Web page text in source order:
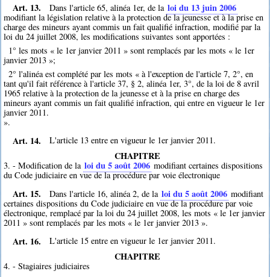
Art. 13. Dans l'article 65, alinéa 1er, de la loi du 13 juin 2006
modifiant la législation relative à la protection de la jeunesse et à la prise en
charge des mineurs ayant commis un fait qualifié infraction, modifié par la
loi du 24 juillet 2008, les modifications suivantes sont apportées :
1° les mots « le 1er janvier 2011 » sont remplacés par les mots « le 1er
janvier 2013 »;
2° l'alinéa est complété par les mots « à l'exception de l'article 7, 2°, en
tant qu'il fait référence à l'article 37, § 2, alinéa 1er, 3°, de la loi de 8 avril
1965 relative à la protection de la jeunesse et à la prise en charge des
mineurs ayant commis un fait qualifié infraction, qui entre en vigueur le 1er
janvier 2011.
».
Art. 14. L'article 13 entre en vigueur le 1er janvier 2011.
CHAPITRE
3. - Modification de la loi du 5 août 2006 modifiant certaines dispositions
du Code judiciaire en vue de la procédure par voie électronique
Art. 15. Dans l'article 16, alinéa 2, de la loi du 5 août 2006 modifiant
certaines dispositions du Code judiciaire en vue de la procédure par voie
électronique, remplacé par la loi du 24 juillet 2008, les mots « le 1er janvier
2011 » sont remplacés par les mots « le 1er janvier 2013 ».
Art. 16. L'article 15 entre en vigueur le 1er janvier 2011.
CHAPITRE
4. - Stagiaires judiciaires